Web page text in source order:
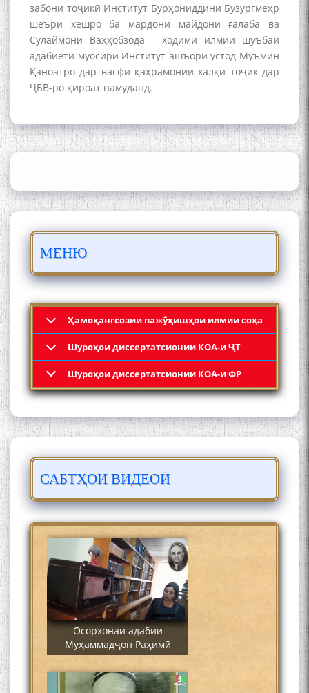
забони тоҷикӣ Институт Бурҳониддини Бузургмеҳр
шеъри хешро ба мардони майдони ғалаба ва
Сулаймони Ваҳҳобзода - ходими илмии шуъбаи
адабиёти муосири Институт ашъори устод Муъмин
Қаноатро дар васфи қаҳрамонии халқи тоҷик дар
ҶБВ-ро қироат намуданд.
МЕНЮ
Ҳамоҳангсозии пажӯҳишҳои илмии соҳа
Шyроҳои диссертатсионии КОА-и ҶТ
Шyроҳои диссертатсионии КОА-и ФР
САБТҲОИ ВИДЕОӢ
ШАРҲИ МУЛОҚОТ БО АҲЛИ
АКАДЕМИЯИ МИЛЛИИ
ИЛМҲОИ ТОҶИКИСТОН
БО 4 000 000 СОМОНӢ
МӮЪМИН ҚАНОАТ СОХТА
Кадамчо Худои Шарифзода
Сайре дар Осорхона
Муҳаммадҷон Раҳимӣ
Осорхонаи адабии
Муҳаммадҷон Раҳимӣ